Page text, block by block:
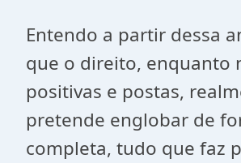
Entendo a partir dessa
que o direito, enquanto
positivas e postas,
pretende englobar de
completa, tudo que faz